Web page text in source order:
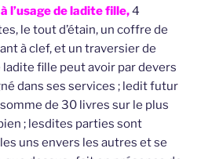
l’usage de ladite fille,4
le tout d’étain, un coffre de
à clef, et un traversier de
ladite fille peut avoir par devers
dans ses services ; ledit futur
de 30 livres sur le plus
; lesdites parties sont
uns envers les autres et se